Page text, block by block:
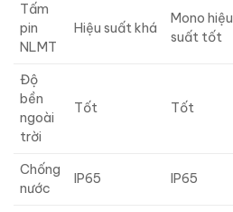
Tấm
pin
NLMT
Hiệu suất khá
Mono hiệu
suất tốt
Độ
bền
ngoài
trời
Tốt Tốt
Chống
nước
IP65 IP65